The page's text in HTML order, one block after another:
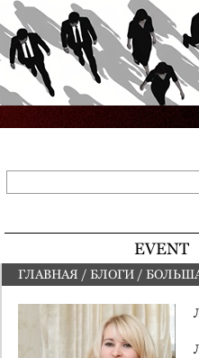
Jump to
EVENT
ВЫ ЗДЕСЬ
ГЛАВНАЯ / БЛОГИ /